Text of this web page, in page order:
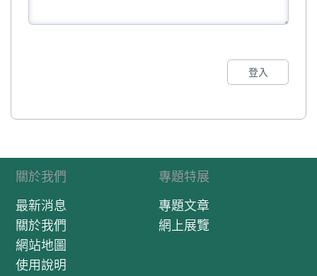
登入
關於我們
最新消息
關於我們
網站地圖
使用說明
專題特展
專題文章
網上展覽